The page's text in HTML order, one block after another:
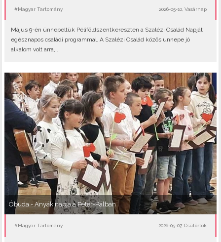
#Magyar Tartomány 2026-05-10, Vasárnap
Május 9-én ünnepeltük Péliföldszentkereszten a Szalézi Család Napját
egésznapos családi programmal. A Szalézi Család közös ünnepe jó
alkalom volt arra,..
Óbuda - Anyák napja a Péter-Pálban
#Magyar Tartomány 2026-05-07, Csütörtök